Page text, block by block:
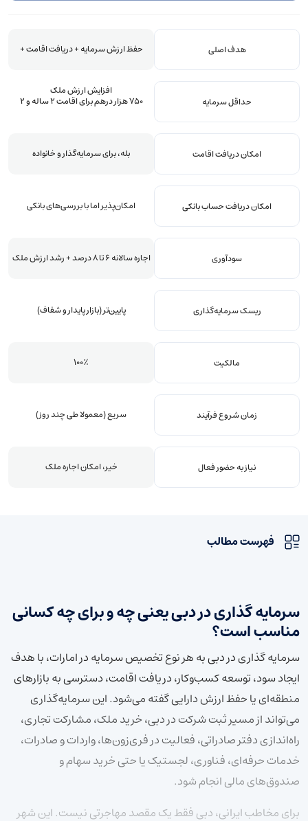
هدف اصلی
حداقل سرمایه
امکان دریافت اقامت
امکان دریافت حساب بانکی
سودآوری
ریسک سرمایه‌گذاری
مالکیت
زمان شروع فرآیند
نیاز به حضور فعال
حفظ ارزش سرمایه + دریافت اقامت +
افزایش ارزش ملک
۷۵۰ هزار درهم برای اقامت ۲ ساله و ۲
بله، برای سرمایه‌گذار و خانواده
امکان‌پذیر اما با بررسی‌های بانکی
اجاره سالانه ۶ تا ۸ درصد + رشد ارزش ملک
پایین‌تر (بازار پایدار و شفاف)
۱۰۰٪
سریع (معمولا طی چند روز)
خیر، امکان اجاره ملک
فهرست مطالب
سرمایه گذاری در دبی یعنی چه و برای چه کسانی
مناسب است؟
سرمایه گذاری در دبی به هر نوع تخصیص سرمایه در امارات، با هدف
ایجاد سود، توسعه کسب‌وکار، دریافت اقامت، دسترسی به بازارهای
منطقه‌ای یا حفظ ارزش دارایی گفته می‌شود. این سرمایه‌گذاری
می‌تواند از مسیر ثبت شرکت در دبی، خرید ملک، مشارکت تجاری،
راه‌اندازی دفتر صادراتی، فعالیت در فری‌زون‌ها، واردات و صادرات،
خدمات حرفه‌ای، فناوری، لجستیک یا حتی خرید سهام و
صندوق‌های مالی انجام شود.
برای مخاطب ایرانی، دبی فقط یک مقصد مهاجرتی نیست. این شهر